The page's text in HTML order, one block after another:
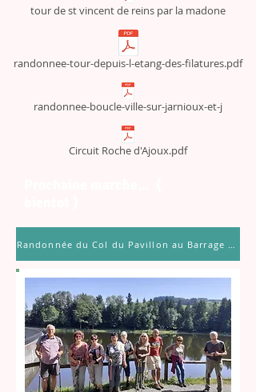
tour de st vincent de reins par la madone
randonnee-tour-depuis-l-etang-des-filatures.pdf
randonnee-boucle-ville-sur-jarnioux-et-j
Circuit Roche d'Ajoux.pdf
Randonnée du Col du Pavillon au Barrage de